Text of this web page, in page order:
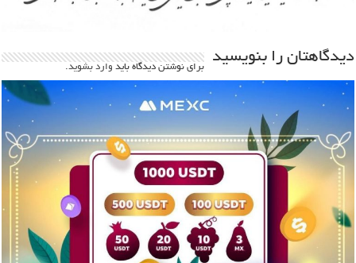
دیدگاهتان را بنویسید
برای نوشتن دیدگاه باید وارد بشوید.